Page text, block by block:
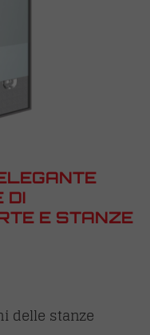
DI
E STANZE
delle stanze